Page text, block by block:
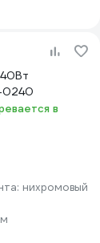
0240
в
нихромовый